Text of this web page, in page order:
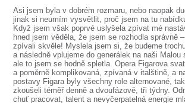
O DIVADLE
SOUBOR
DÁLE NABÍZÍME
Asi jsem byla v dobrém rozmaru, nebo naopak
jinak si neumím vysvětlit, proč jsem na tu
Když jsem však poprvé uslyšela zpívat mé
hned jsem věděla, že jsem se rozhodla správně
zpívali skvěle! Myslela jsem si, že budeme
a následně vplujeme do generálek na naši Malou
ale to jsem se hodně spletla. Opera Figarova
a poměrně komplikovaná, zpívaná v italštině, a
postavy Figara byly všechny role alternované,
zkoušeli téměř denně a dvoufázově, tři týdny.
chuť pracovat, talent a nevyčerpatelná energie